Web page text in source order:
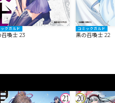
ックガルド
召喚士 23
コミックガルド
黒の召喚士 22